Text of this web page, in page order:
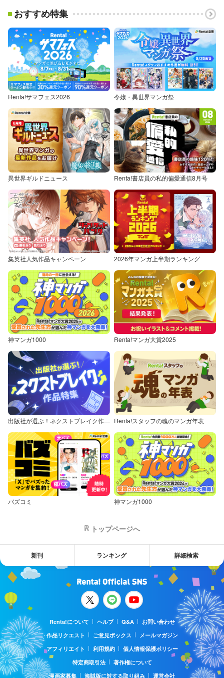
おすすめ特集
Renta!サマフェス2026 令嬢・異世界マンガ祭
異世界ギルドニュース Renta!書店員の私的偏愛通信8月号
集英社人気作品キャンペーン 2026年マンガ上半期ランキング
神マンガ1000 Renta!マンガ大賞2025
出版社が選ぶ！ネクストブレイク作品特集 Renta!スタッフの魂のマンガ年表
バズコミ 神マンガ1000
トップページへ
新刊 ランキング 詳細検索
Renta!について ヘルプ Q&A
お問い合わせ
作品リクエスト
ご意見ボックス
メールマガジン
アフィリエイト
利用規約
個人情報保護ポリシー
特定商取引法
著作権について
漫画家募集
海賊版に対する取り組み 運営会社